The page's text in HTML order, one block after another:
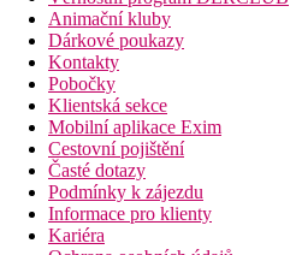
Animační kluby
Dárkové poukazy
Kontakty
Pobočky
Klientská sekce
Mobilní aplikace Exim
Cestovní pojištění
Časté dotazy
Podmínky k zájezdu
Informace pro klienty
Kariéra